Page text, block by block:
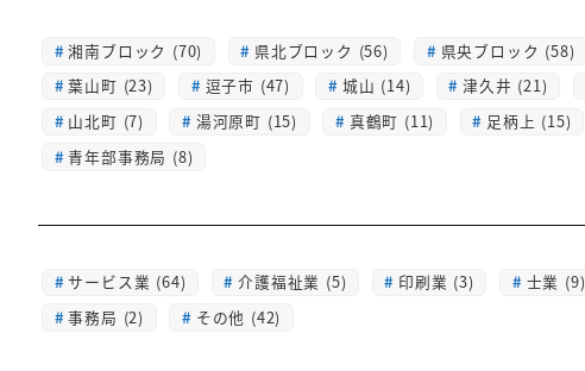
湘南ブロック (70) 県北ブロック (56) 県央ブロック (58)
葉山町 (23)
逗子市 (47) 城山 (14) 津久井 (21)
山北町 (7)
湯河原町 (15) 真鶴町 (11) 足柄上 (15)
青年部事務局 (8)
サービス業 (64) 介護福祉業 (5) 印刷業 (3) 士業 (9)
事務局 (2)
その他 (42)